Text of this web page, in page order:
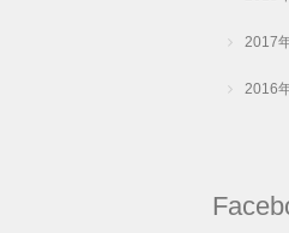
2017
2016